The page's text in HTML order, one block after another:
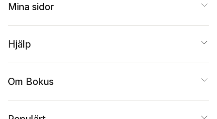
Mina sidor
Hjälp
Om Bokus